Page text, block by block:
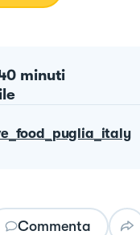
minuti
Commenta